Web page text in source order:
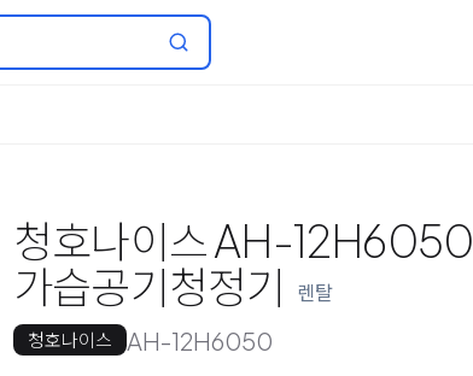
청호나이스 AH-12H6050
가습공기청정기
렌탈
청호나이스 AH-12H6050